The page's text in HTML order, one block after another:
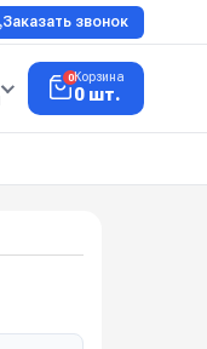
Заказать звонок
0Корзина
0 шт.